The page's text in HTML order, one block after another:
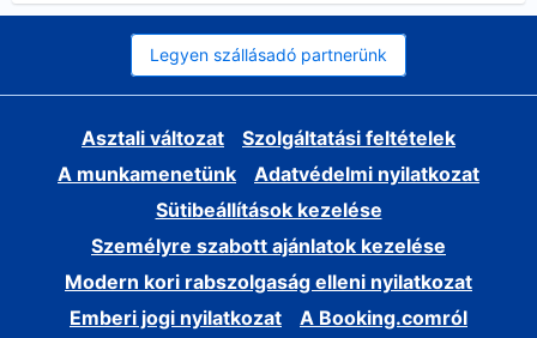
Legyen szállásadó partnerünk
Asztali változat
Szolgáltatási feltételek
A munkamenetünk
Adatvédelmi nyilatkozat
Sütibeállítások kezelése
Személyre szabott ajánlatok kezelése
Modern kori rabszolgaság elleni nyilatkozat
Emberi jogi nyilatkozat
A Booking.comról